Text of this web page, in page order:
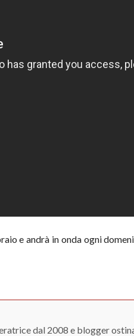
e andrà in onda ogni
dal 2008 e blogger